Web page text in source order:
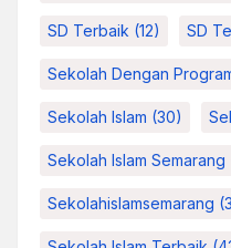
SD Terbaik (12) SD
Sekolah Dengan
Sekolah Islam (30)
Sekolah Islam Semarang
Sekolahislamsemarang